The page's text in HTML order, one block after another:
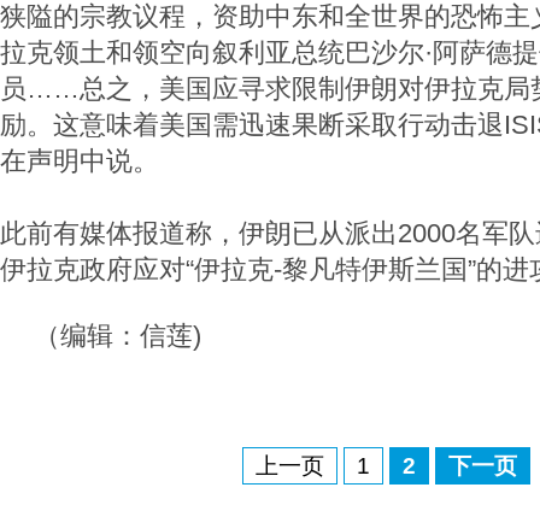
狭隘的宗教议程，资助中东和全世界的恐怖
拉克领土和领空向叙利亚总统巴沙尔·阿萨德
员……总之，美国应寻求限制伊朗对伊拉克局
励。这意味着美国需迅速果断采取行动击退
在声明中说。
此前有媒体报道称，伊朗已从派出2000名军
伊拉克政府应对“伊拉克-黎凡特伊斯兰国”的进
（编辑：信莲)
上一页 1 2 下一页